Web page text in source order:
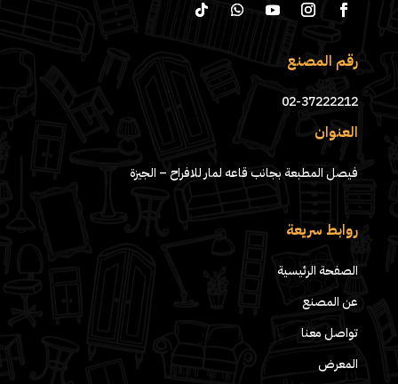
رقم المصنع
02-37222212
العنوان
فيصل المطبعة بجانب قاعه لمار للافراح – الجيزة
روابط سريعة
الصفحة الرئيسية
عن المصنع
تواصل معنا
المعرض